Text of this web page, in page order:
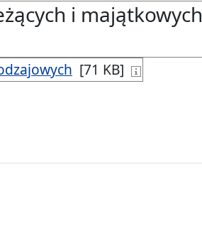
i majątkowych
[71 KB]